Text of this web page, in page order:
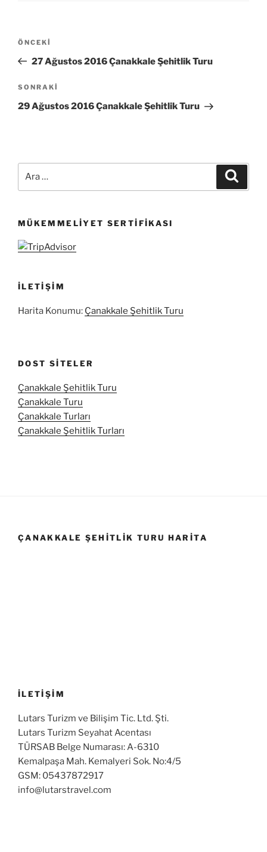
Yazı
Önceki
Yazı
ÖNCEKI
27 Ağustos 2016 Çanakkale Şehitlik Turu
Sonraki
Yazı
SONRAKI
29 Ağustos 2016 Çanakkale Şehitlik Turu
MÜKEMMELIYET SERTIFIKASI
İLETIŞIM
Harita Konumu: Çanakkale Şehitlik Turu
DOST SITELER
Çanakkale Şehitlik Turu
Çanakkale Turu
Çanakkale Turları
Çanakkale Şehitlik Turları
ÇANAKKALE ŞEHITLIK TURU HARITA
İLETİŞİM
Lutars Turizm ve Bilişim Tic. Ltd. Şti.
Lutars Turizm Seyahat Acentası
TÜRSAB Belge Numarası: A-6310
Kemalpaşa Mah. Kemalyeri Sok. No:4/5
GSM: 05437872917
info@lutarstravel.com